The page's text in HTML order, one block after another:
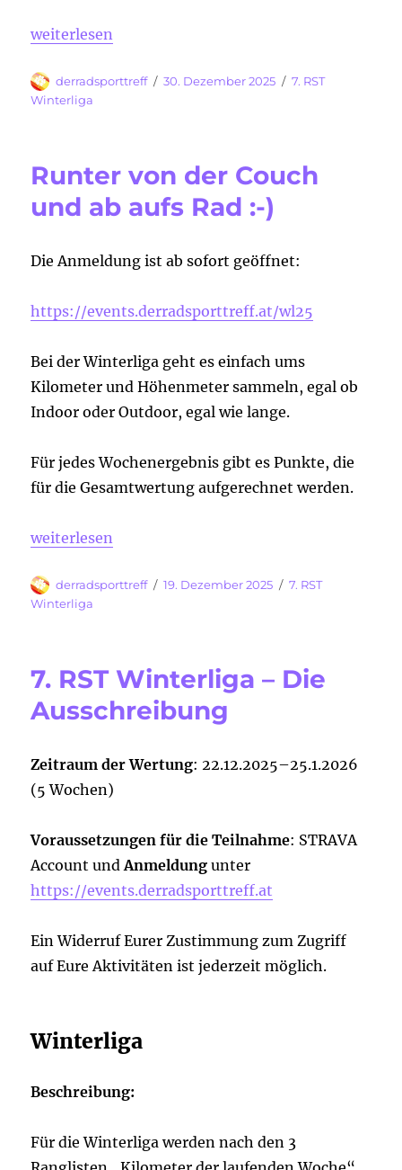
„7. RST Winterliga – Woche 1 ist vorüber“
weiterlesen
Autor
derradsporttreff
Veröffentlicht
30. Dezember 2025 Kategorien
7. RST
Winterliga
Runter von der Couch
und ab aufs Rad :-)
Die Anmeldung ist ab sofort geöffnet:
https://events.derradsporttreff.at/wl25
Bei der Winterliga geht es einfach ums
Kilometer und Höhenmeter sammeln, egal ob
Indoor oder Outdoor, egal wie lange.
Für jedes Wochenergebnis gibt es Punkte, die
für die Gesamtwertung aufgerechnet werden.
„Runter von der Couch und ab aufs Rad :-)“
weiterlesen
Autor
derradsporttreff
Veröffentlicht
19. Dezember 2025 Kategorien
7. RST
Winterliga
7. RST Winterliga – Die
Ausschreibung
Zeitraum der Wertung: 22.12.2025–25.1.2026
(5 Wochen)
Voraussetzungen für die Teilnahme: STRAVA
Account undAnmeldung unter
https://events.derradsporttreff.at
Ein Widerruf Eurer Zustimmung zum Zugriff
auf Eure Aktivitäten ist jederzeit möglich.
Winterliga
Beschreibung:
Für die Winterliga werden nach den 3